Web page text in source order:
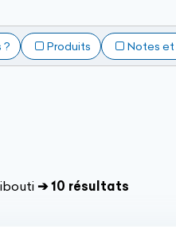
? Produits Notes et
➔ 10 résultats